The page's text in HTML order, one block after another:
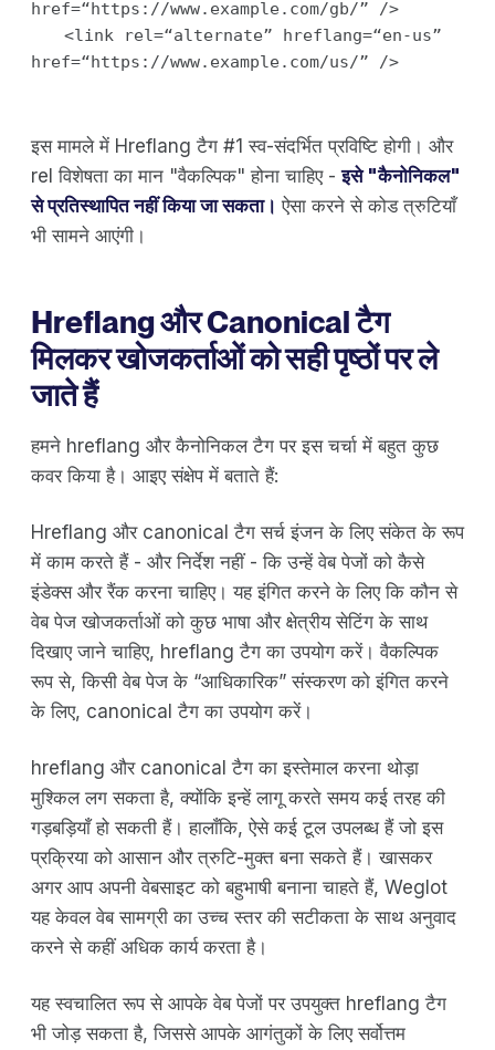
href=“https://www.example.com/gb/” />
<link rel=“alternate” hreflang=“en-us”
href=“https://www.example.com/us/” />
इस मामले में Hreflang टैग #1 स्व-संदर्भित प्रविष्टि होगी। और
rel विशेषता का मान "वैकल्पिक" होना चाहिए -इसे "कैनोनिकल"
से प्रतिस्थापित नहीं किया जा सकता। ऐसा करने से कोड त्रुटियाँ
भी सामने आएंगी।
Hreflang और Canonical टैग
मिलकर खोजकर्ताओं को सही पृष्ठों पर ले
जाते हैं
हमने hreflang और कैनोनिकल टैग पर इस चर्चा में बहुत कुछ
कवर किया है। आइए संक्षेप में बताते हैं:
Hreflang और canonical टैग सर्च इंजन के लिए संकेत के रूप
में काम करते हैं - और निर्देश नहीं - कि उन्हें वेब पेजों को कैसे
इंडेक्स और रैंक करना चाहिए। यह इंगित करने के लिए कि कौन से
वेब पेज खोजकर्ताओं को कुछ भाषा और क्षेत्रीय सेटिंग के साथ
दिखाए जाने चाहिए, hreflang टैग का उपयोग करें। वैकल्पिक
रूप से, किसी वेब पेज के “आधिकारिक” संस्करण को इंगित करने
के लिए, canonical टैग का उपयोग करें।
hreflang और canonical टैग का इस्तेमाल करना थोड़ा
मुश्किल लग सकता है, क्योंकि इन्हें लागू करते समय कई तरह की
गड़बड़ियाँ हो सकती हैं। हालाँकि, ऐसे कई टूल उपलब्ध हैं जो इस
प्रक्रिया को आसान और त्रुटि-मुक्त बना सकते हैं। खासकर
अगर आप अपनी वेबसाइट को बहुभाषी बनाना चाहते हैं, Weglot
यह केवल वेब सामग्री का उच्च स्तर की सटीकता के साथ अनुवाद
करने से कहीं अधिक कार्य करता है।
यह स्वचालित रूप से आपके वेब पेजों पर उपयुक्त hreflang टैग
भी जोड़ सकता है, जिससे आपके आगंतुकों के लिए सर्वोत्तम